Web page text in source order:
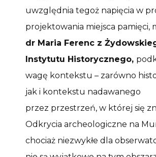
uwzględnia tegoż napięcia w
projektowania miejsca pamięci,
dr Maria Ferenc z
Instytutu Historycznego,
wagę kontekstu – zarówno
jak i kontekstu nadawanego
przez przestrzeń, w której się
Odkrycia archeologiczne na
chociaż niezwykłe dla